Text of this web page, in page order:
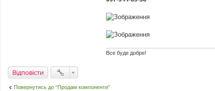
Все буде добре!
Відповісти
Повернутись до “Продам компоненти”